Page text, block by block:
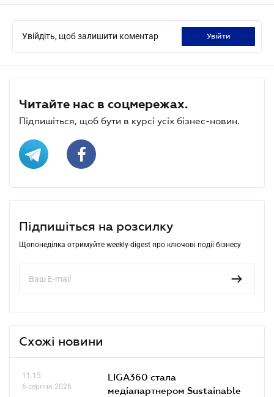
Увійдіть, щоб залишити коментар увійти
Читайте нас в соцмережах.
Підпишіться, щоб бути в курсі усіх бізнес-новин.
Підпишіться на розсилку
Щопонеділка отримуйте weekly-digest про ключові події бізнесу
Схожі новини
11.15
6 серпня 2026
LIGA360 стала
медіапартнером Sustainable